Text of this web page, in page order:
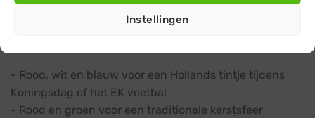
Instellingen
Mix en match verschillende kleuren om een unieke
uitstraling te maken die past bij jouw evenement.
- Rood, wit en blauw voor een Hollands tintje tijdens
Koningsdag of het EK voetbal
- Rood en groen voor een traditionele kerstsfeer